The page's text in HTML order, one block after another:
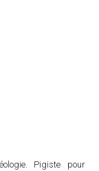
Pigiste pour